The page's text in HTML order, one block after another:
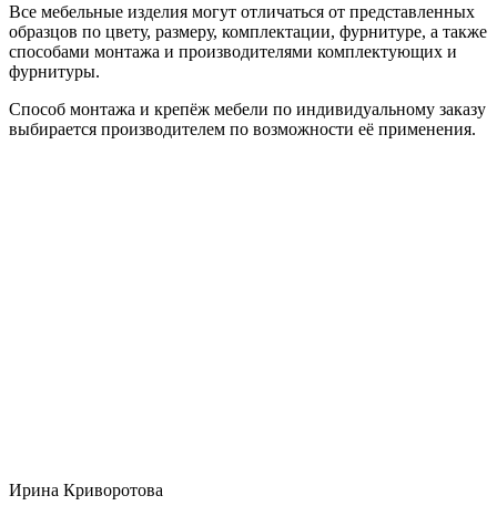
Все мебельные изделия могут отличаться от представленных
образцов по цвету, размеру, комплектации, фурнитуре, а также
способами монтажа и производителями комплектующих и
фурнитуры.
Способ монтажа и крепёж мебели по индивидуальному заказу
выбирается производителем по возможности её применения.
Ирина Криворотова